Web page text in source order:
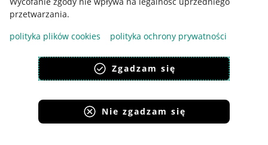
przetwarzania.
polityka plików cookies
polityka ochrony prywatności
Zgadzam się
Nie zgadzam się
Korzystanie z serwisu oznacza akceptacjęregulaminu